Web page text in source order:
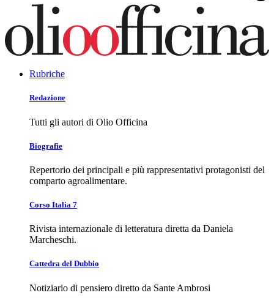
Rubriche
Redazione
Tutti gli autori di Olio Officina
Biografie
Repertorio dei principali e più rappresentativi protagonisti del
comparto agroalimentare.
Corso Italia 7
Rivista internazionale di letteratura diretta da Daniela
Marcheschi.
Cattedra del Dubbio
Notiziario di pensiero diretto da Sante Ambrosi